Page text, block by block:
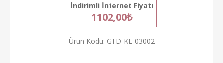
İndirimli İnternet Fiyatı
1102,00₺
Ürün Kodu: GTD-KL-03002